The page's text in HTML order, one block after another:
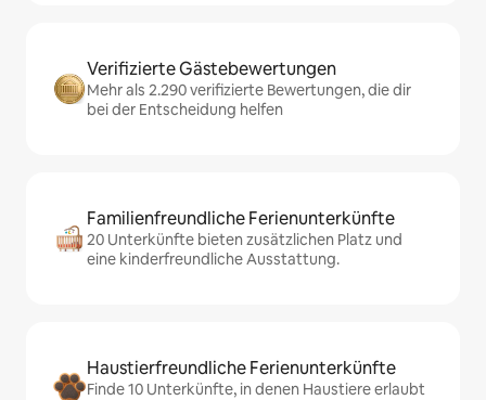
Verifizierte Gästebewertungen
Mehr als 2.290 verifizierte Bewertungen, die dir
bei der Entscheidung helfen
Familienfreundliche Ferienunterkünfte
20 Unterkünfte bieten zusätzlichen Platz und
eine kinderfreundliche Ausstattung.
Haustierfreundliche Ferienunterkünfte
Finde 10 Unterkünfte, in denen Haustiere erlaubt